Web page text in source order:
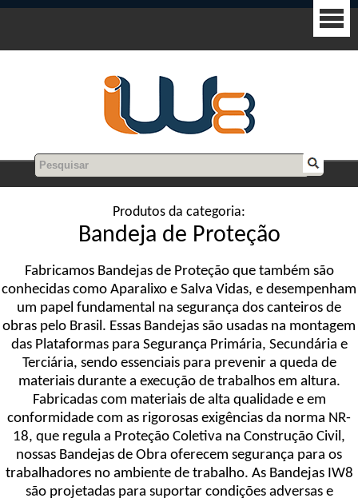
Produtos da categoria:
Bandeja de Proteção
Fabricamos Bandejas de Proteção que também são
conhecidas como Aparalixo e Salva Vidas, e desempenham
um papel fundamental na segurança dos canteiros de
obras pelo Brasil. Essas Bandejas são usadas na montagem
das Plataformas para Segurança Primária, Secundária e
Terciária, sendo essenciais para prevenir a queda de
materiais durante a execução de trabalhos em altura.
Fabricadas com materiais de alta qualidade e em
conformidade com as rigorosas exigências da norma NR-
18, que regula a Proteção Coletiva na Construção Civil,
nossas Bandejas de Obra oferecem segurança para os
trabalhadores no ambiente de trabalho. As Bandejas IW8
são projetadas para suportar condições adversas e